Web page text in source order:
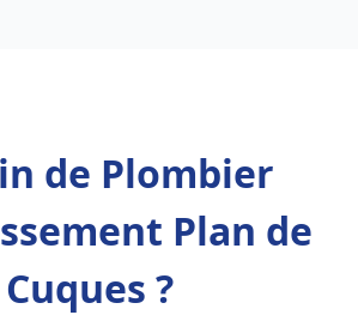
de Plombier
Plan de
Cuques ?